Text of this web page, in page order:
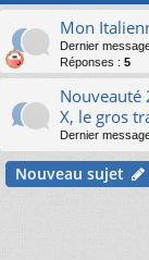
Mon
Dernier
Réponses : 5
Nouveauté
X, le gros
Dernier
Nouveau sujet